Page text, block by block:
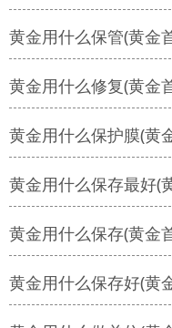
黄金用什么保管(黄金
黄金用什么修复(黄金
黄金用什么保护膜(黄
黄金用什么保存最好(
黄金用什么保存(黄金
黄金用什么保存好(黄